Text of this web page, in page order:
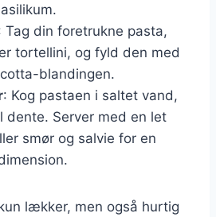
Tag din foretrukne pasta,
tortellini, og fyld den med
blandingen.
: Kog pastaen i saltet vand,
dente. Server med en let
smør og salvie for en
lækker, men også hurtig